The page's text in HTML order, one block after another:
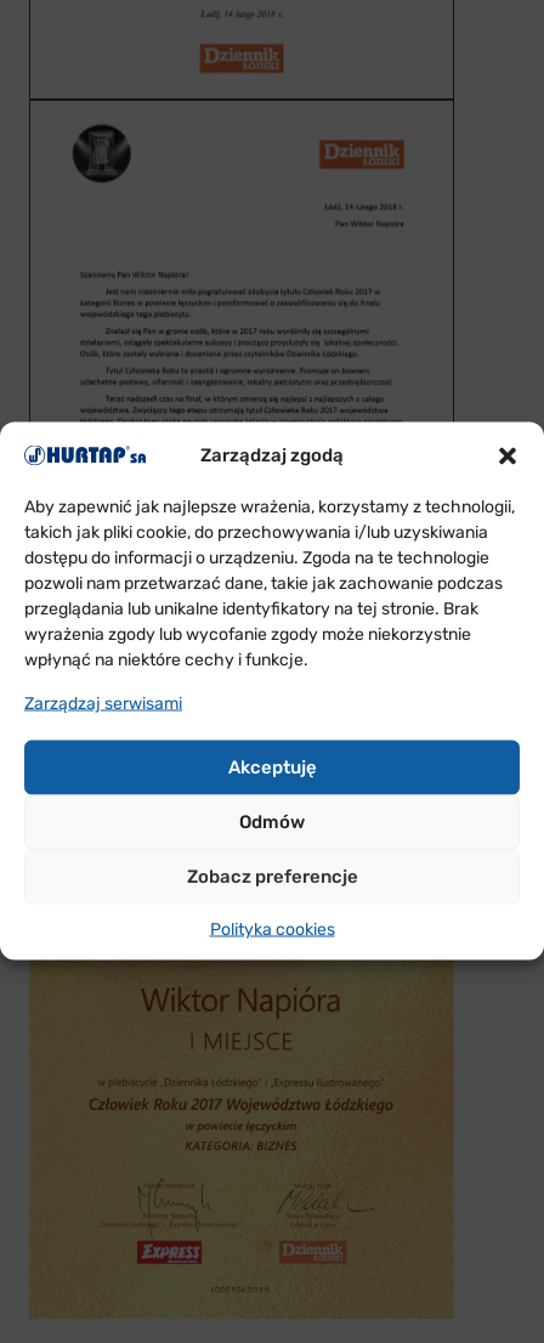
Zarządzaj zgodą
Aby zapewnić jak najlepsze wrażenia, korzystamy z technologii,
takich jak pliki cookie, do przechowywania i/lub uzyskiwania
dostępu do informacji o urządzeniu. Zgoda na te technologie
pozwoli nam przetwarzać dane, takie jak zachowanie podczas
przeglądania lub unikalne identyfikatory na tej stronie. Brak
wyrażenia zgody lub wycofanie zgody może niekorzystnie
wpłynąć na niektóre cechy i funkcje.
Zarządzaj serwisami
Akceptuję
Odmów
Zobacz preferencje
Polityka cookies